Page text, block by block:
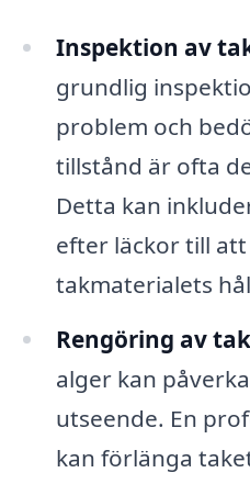
Inspektion av
grundlig
problem och
tillstånd är ofta
Detta kan
efter läckor till
takmaterialets
Rengöring av
alger kan
utseende. En
kan förlänga